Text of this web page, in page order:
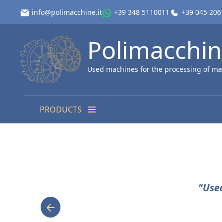
info@polimacchine.it +39 348 5110011 +39 045
Used machines for the processing of
PRODUCTS